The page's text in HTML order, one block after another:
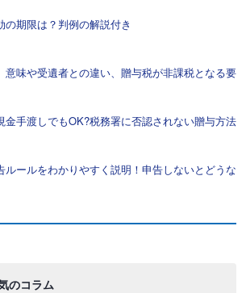
の期限は？判例の解説付き
意味や受遺者との違い、贈与税が非課税となる要
金手渡しでもOK?税務署に否認されない贈与方法
ルールをわかりやすく説明！申告しないとどうな
のコラム